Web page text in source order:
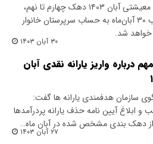
یارانه معیشتی آبان ۱۴۰۳ دهک چهارم تا نهم،
امشب ۳۰ آبان‌ماه به حساب سرپرستان خانوار
خواهد شد.
۳۰ آبان ۱۴۰۳
درباره واریز یارانه نقدی آبان
سازمان هدفمندی یارانه ها گفت:
و ابلاغ آیین نامه حذف یارانه پردرآمدها
دهک بندی مشخص شده در آبان ماه…
۲۷ آبان ۱۴۰۳